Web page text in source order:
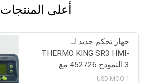
أعلى المنتجات
جهاز تحكم جديد لـ
THERMO KING SR3 HMI-
3 النموذج 452726 مع
USD MOQ:1